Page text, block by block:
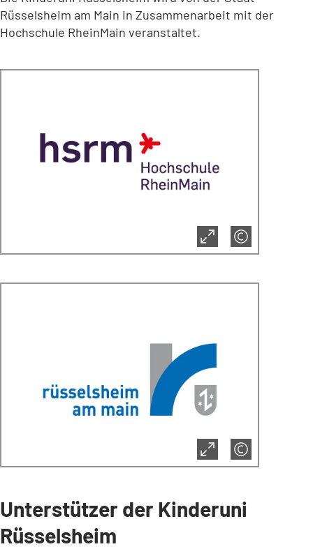
Rüsselsheim am Main in Zusammenarbeit mit der
Hochschule RheinMain veranstaltet.
Unterstützer der Kinderuni
Rüsselsheim